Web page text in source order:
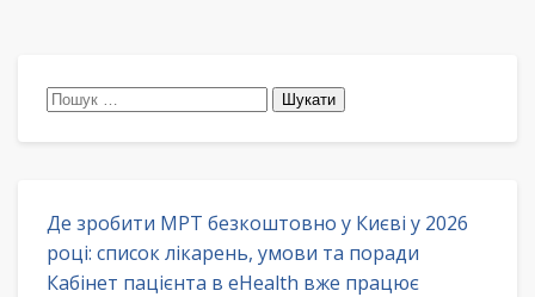
Пошук:
Де зробити МРТ безкоштовно у Києві у 2026
році: список лікарень, умови та поради
Кабінет пацієнта в eHealth вже працює